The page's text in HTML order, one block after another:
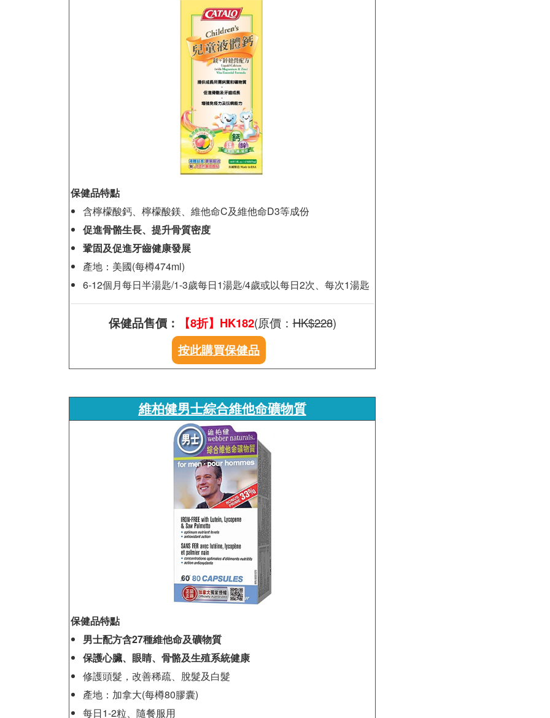
保健品特點
含檸檬酸鈣、檸檬酸鎂、維他命C及維他命D3等成份
促進骨骼生長、提升骨質密度
鞏固及促進牙齒健康發展
產地：美國(每樽474ml)
6-12個月每日半湯匙/1-3歲每日1湯匙/4歲或以每日2次、每次1湯匙
保健品售價： 【8折】HK182(原價：HK$228)
按此購買保健品
維柏健男士綜合維他命礦物質
保健品特點
男士配方含27種維他命及礦物質
保護心臟、眼睛、骨骼及生殖系統健康
修護頭髮，改善稀疏、脫髮及白髮
產地：加拿大(每樽80膠囊)
每日1-2粒、隨餐服用